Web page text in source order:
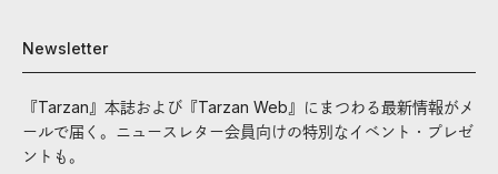
Newsletter
『Tarzan』本誌および『Tarzan Web』にまつわる最新情報がメ
ールで届く。ニュースレター会員向けの特別なイベント・プレゼ
ントも。